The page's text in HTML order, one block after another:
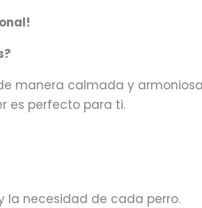
manera calmada y
es perfecto para ti.
la necesidad de cada perro.